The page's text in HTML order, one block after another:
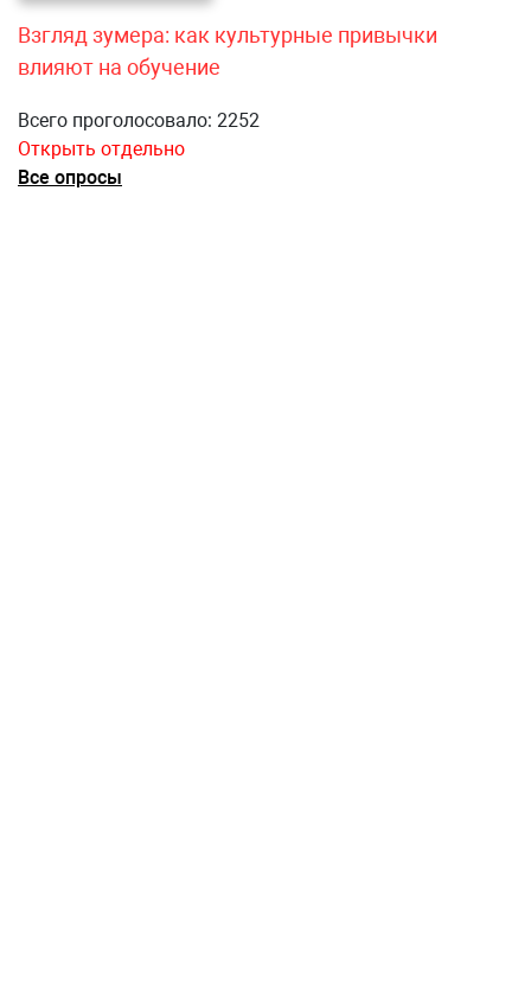
Взгляд зумера: как культурные привычки
влияют на обучение
Всего проголосовало: 2252
Открыть отдельно
Все опросы